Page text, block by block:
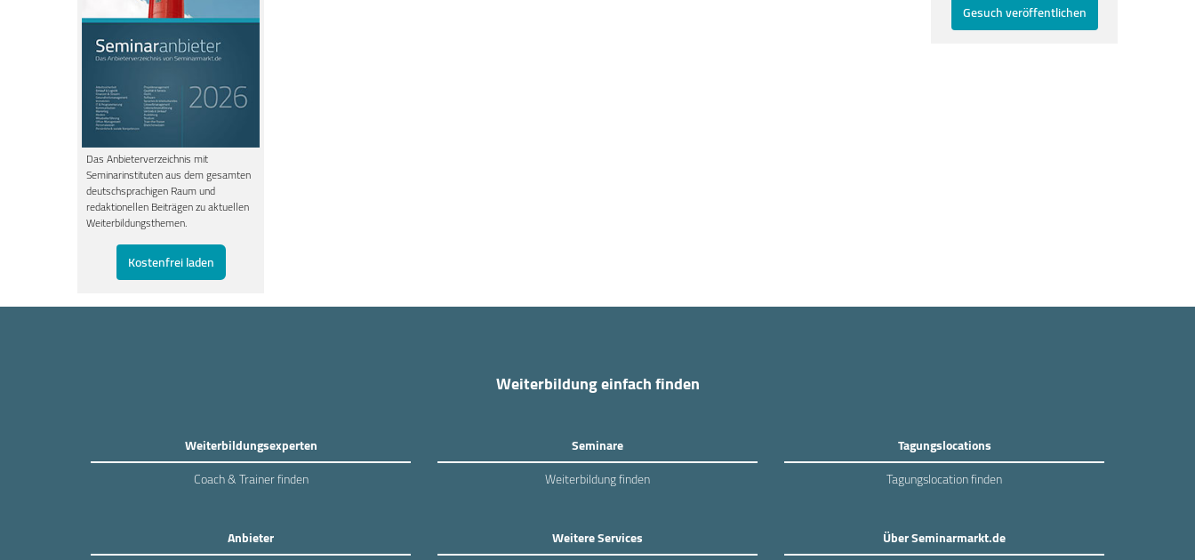
Das Anbieterverzeichnis mit
Seminarinstituten aus dem gesamten
deutschsprachigen Raum und
redaktionellen Beiträgen zu aktuellen
Weiterbildungsthemen.
Kostenfrei laden
Gesuch veröffentlichen
Weiterbildung einfach finden
Weiterbildungsexperten
Coach & Trainer finden
Seminare
Weiterbildung finden
Tagungslocations
Tagungslocation finden
Anbieter Weitere Services Über Seminarmarkt.de